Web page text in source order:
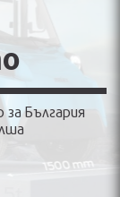
за България